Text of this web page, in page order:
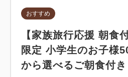
おすすめ
【家族旅行応援 朝食
限定 小学生のお子様
から選べるご朝食付き